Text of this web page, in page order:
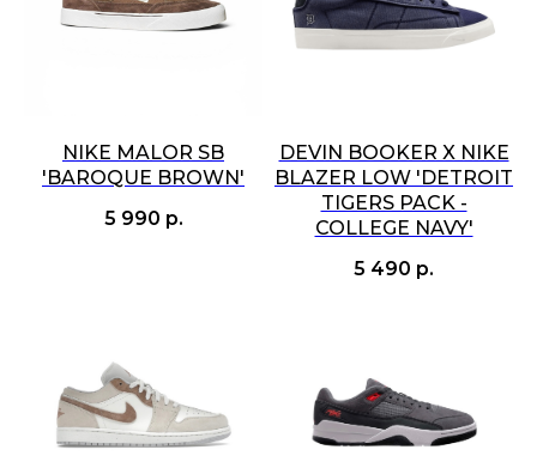
NIKE MALOR SB
'BAROQUE BROWN'
5 990 р.
DEVIN BOOKER X NIKE
BLAZER LOW 'DETROIT
TIGERS PACK -
COLLEGE NAVY'
5 490 р.